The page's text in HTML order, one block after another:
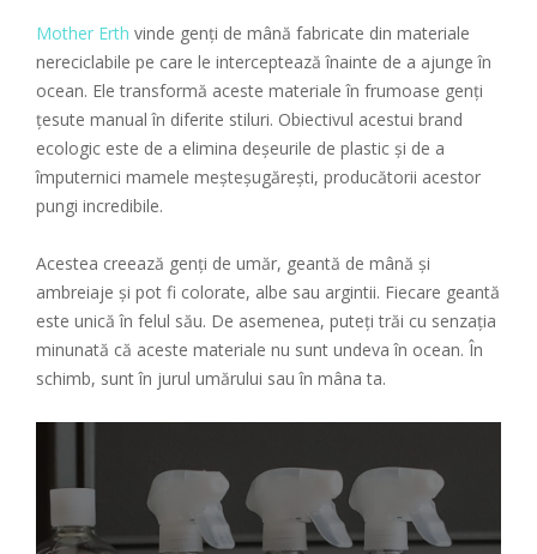
Mother Erth vinde genți de mână fabricate din materiale
nereciclabile pe care le interceptează înainte de a ajunge în
ocean. Ele transformă aceste materiale în frumoase genți
țesute manual în diferite stiluri. Obiectivul acestui brand
ecologic este de a elimina deșeurile de plastic și de a
împuternici mamele meșteșugărești, producătorii acestor
pungi incredibile.
Acestea creează genți de umăr, geantă de mână și
ambreiaje și pot fi colorate, albe sau argintii. Fiecare geantă
este unică în felul său. De asemenea, puteți trăi cu senzația
minunată că aceste materiale nu sunt undeva în ocean. În
schimb, sunt în jurul umărului sau în mâna ta.